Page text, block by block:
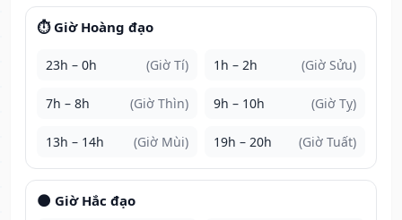
⏱️ Giờ Hoàng đạo
23h – 0h (Giờ Tí) 1h – 2h (Giờ Sửu)
7h – 8h (Giờ Thìn) 9h – 10h (Giờ Tỵ)
13h – 14h (Giờ Mùi) 19h – 20h (Giờ Tuất)
🌑 Giờ Hắc đạo